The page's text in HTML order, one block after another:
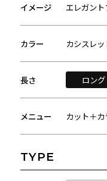
イメージ エレガン
カラー カシスレッ
長さ ロング
メニュー カット＋
TYPE